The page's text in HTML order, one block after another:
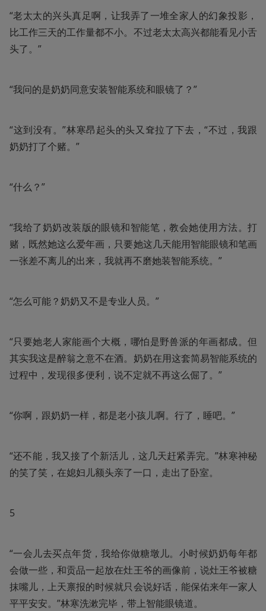
“老太太的兴头真足啊，让我弄了一堆全家人的幻象投影，
比工作三天的工作量都不小。不过老太太高兴都能看见小舌
头了。”
“我问的是奶奶同意安装智能系统和眼镜了？”
“这到没有。”林寒昂起头的头又耷拉了下去，“不过，我跟
奶奶打了个赌。”
“什么？”
“我给了奶奶改装版的眼镜和智能笔，教会她使用方法。打
赌，既然她这么爱年画，只要她这几天能用智能眼镜和笔画
一张差不离儿的出来，我就再不磨她装智能系统。”
“怎么可能？奶奶又不是专业人员。”
“只要她老人家能画个大概，哪怕是野兽派的年画都成。但
其实我这是醉翁之意不在酒。奶奶在用这套简易智能系统的
过程中，发现很多便利，说不定就不再这么倔了。”
“你啊，跟奶奶一样，都是老小孩儿啊。行了，睡吧。”
“还不能，我又接了个新活儿，这几天赶紧弄完。”林寒神秘
的笑了笑，在媳妇儿额头亲了一口，走出了卧室。
5
“一会儿去买点年货，我给你做糖墩儿。小时候奶奶每年都
会做一些，和贡品一起放在灶王爷的画像前，说灶王爷被糖
抹嘴儿，上天禀报的时候就只会说好话，能保佑来年一家人
平平安安。”林寒洗漱完毕，带上智能眼镜道。